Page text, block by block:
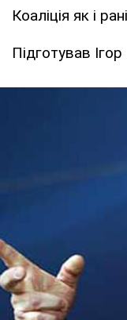
Коаліція як і
Підготував